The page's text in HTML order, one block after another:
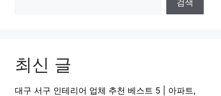
검색
최신 글
대구 서구 인테리어 업체 추천 베스트 5 | 아파트,